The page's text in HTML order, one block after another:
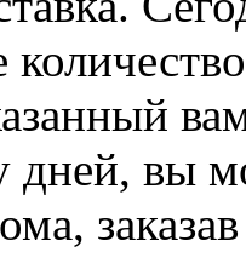
дней, вы